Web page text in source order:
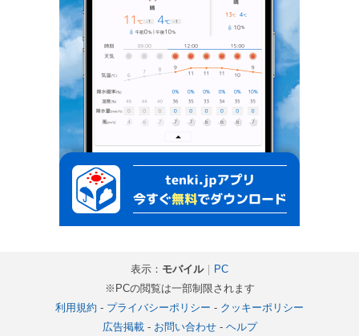
表示： モバイル｜ PC
※PCの閲覧は一部制限されます
利用規約 - プライバシーポリシー - クッキーポリシー
広告掲載- お問い合わせ- ヘルプ